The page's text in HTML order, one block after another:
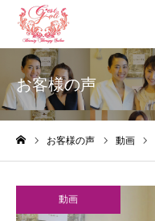
お客様の声
お客様の声 動画
動画